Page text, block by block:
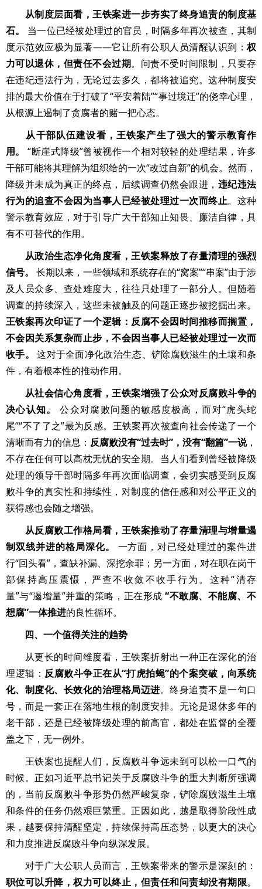
从制度层面看，王铁案进一步夯实了终身追责的制度基
石。
当一位已经被处理过的官员，时隔多年再次被查，其制
度示范效应极为显著——它让所有公职人员清醒认识到：权
力可以退休，但责任不会过期。问责不受时间限制，只要存
在违纪违法行为，无论过去多久，都将被追究。这种制度安
排的最大价值在于打破了“平安着陆”“事过境迁”的侥幸心理，
从根源上遏制了贪腐者的赌一把心态。
从干部队伍建设看，王铁案产生了强大的警示教育作
用。
“断崖式降级”曾被视作一个相对较轻的处理结果，许多
干部可能将其理解为组织给的一次“改过自新”的机会。然而，
降级并未成为真正的终点，后续调查仍然会跟进， 违纪违法
行为的追查不会因为当事人已经被处理过一次而终止。这种
警示教育效应，对于引导广大干部知止知畏、廉洁自律，具
有不可替代的作用。
从政治生态净化角度看，王铁案释放了存量清理的强烈
信号。
长期以来，一些领域和系统存在的“窝案”“串案”由于涉
及人员众多、查处难度大，往往只处理了一部分人。但随着
调查的持续深入，这些未被触及的问题正逐步被挖掘出来。
王铁案再次印证了一个逻辑：反腐不会因时间推移而搁置，
不会因关系复杂而止步，不会因当事人已经被处理过一次而
收手。
这对于全面净化政治生态、铲除腐败滋生的土壤和条
件，有着根本性的推动作用。
从社会信心角度看，王铁案增强了公众对反腐败斗争的
决心认知。
公众对腐败问题的敏感度极高，而对“虎头蛇
尾”“不了了之”最为反感。王铁案再次被查向社会传递了一个
清晰而有力的信息： 反腐败没有“过去时”，没有“翻篇”一说，
不存在任何可以高枕无忧的安全期。当人们看到曾经被降级
处理的领导干部时隔多年再次面临调查，会切实感受到反腐
败斗争的真实性和持续性，对制度的信任感和对公平正义的
获得感也会随之增强。
从反腐败工作格局看，王铁案推动了存量清理与增量遏
制双线并进的格局深化。
一方面，对已经处理过的案件进
行“回头看”，查缺补漏、深挖余罪；另一方面，对在职在岗干
部保持高压震慑，严查不收敛不收手行为。这种“清存
量”与“遏增量”并重的策略，正在形成“不敢腐、不能腐、不
想腐”一体推进的良性循环。
四、一个值得关注的趋势
从更长的时间维度看，王铁案折射出一种正在深化的治
理逻辑： 反腐败斗争正在从“打虎拍蝇”的个案突破，向系统
化、制度化、长效化的治理格局迈进。终身追责不是一句口
号，而是一套正在落地生根的制度安排。无论是退休多年的
老干部，还是已经被降级处理的前高官，都处在监督的全覆
盖之下，无一例外。
王铁案也提醒人们，反腐败斗争远未到可以松一口气的
时候。正如习近平总书记关于反腐败斗争的重大判断所强调
的，当前反腐败斗争形势仍然严峻复杂，铲除腐败滋生土壤
和条件的任务仍然艰巨繁重。正因如此，越是取得阶段性成
果，越要保持清醒坚定，持续保持高压态势，以更大的决心
和力度推进反腐败斗争向纵深发展。
对于广大公职人员而言，王铁案带来的警示是深刻的：
职位可以升降，权力可以终止，但责任和问责却没有期限。